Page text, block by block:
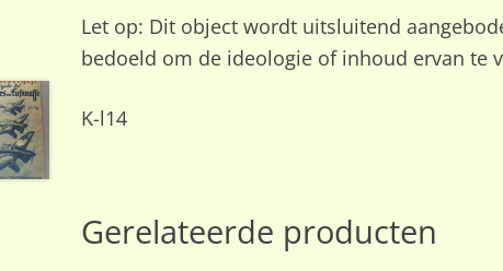
Let op: Dit object wordt uitsluitend
bedoeld om de ideologie of inhoud ervan te
K-l14
Gerelateerde producten